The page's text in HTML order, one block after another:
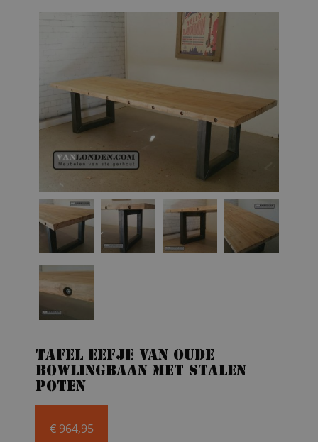
Tafel Eefje van oude
bowlingbaan met stalen
poten
€ 964,95